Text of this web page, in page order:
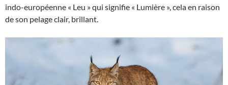
indo-européenne « Leu » qui signifie « Lumière », cela en raison
de son pelage clair, brillant.